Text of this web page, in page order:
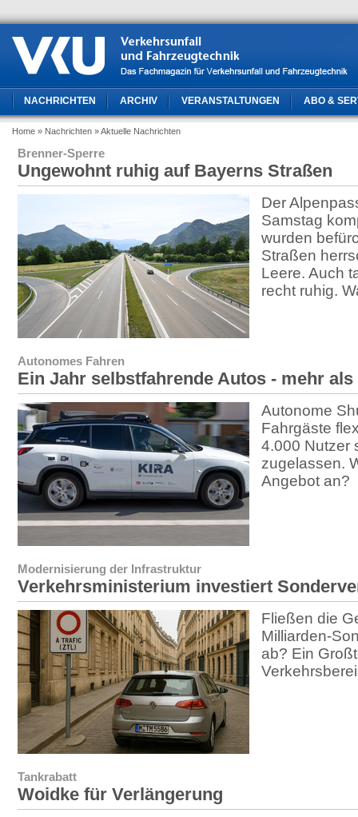
NACHRICHTEN ARCHIV VERANSTALTUNGEN ABO &
Home » Nachrichten » Aktuelle Nachrichten
Brenner-Sperre
Ungewohnt ruhig auf Bayerns Straßen
Der
Samstag
wurden
Straßen
Leere. Auch
recht ruhig.
Autonomes Fahren
Ein Jahr selbstfahrende Autos - mehr als
Autonome
Fahrgäste
4.000 Nutzer
zugelassen.
Angebot an?
Modernisierung der Infrastruktur
Verkehrsministerium investiert
Fließen die
Milliarden-
ab? Ein
Tankrabatt
Woidke für Verlängerung